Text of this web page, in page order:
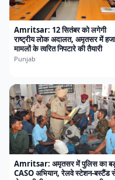
Amritsar: 12 सितंबर को लगेगी
राष्ट्रीय लोक अदालत, अमृतसर में
मामलों के त्वरित निपटारे की तैयारी
Punjab
Amritsar: अमृतसर में पुलिस का
CASO अभियान, रेलवे स्टेशन-बस्टैंड